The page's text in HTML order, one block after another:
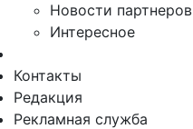
Новости партнеров
Интересное
Контакты
Редакция
Рекламная служба